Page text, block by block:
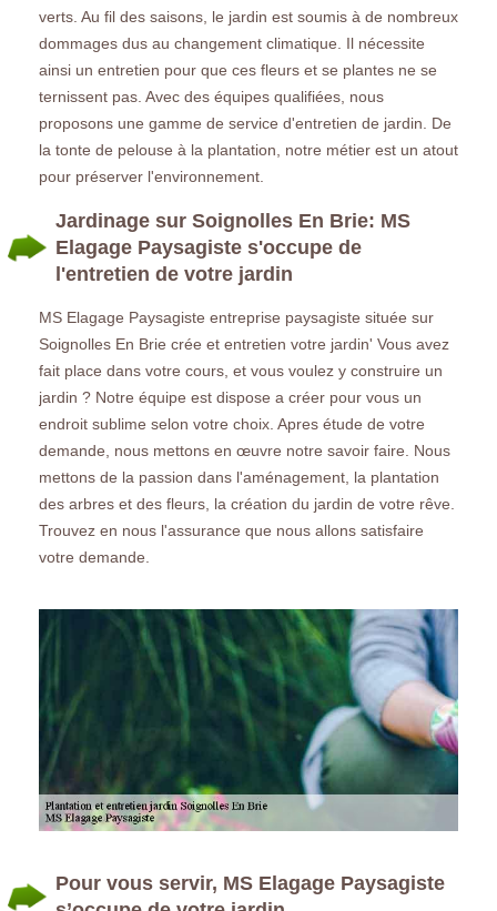
verts. Au fil des saisons, le jardin est soumis à de nombreux
dommages dus au changement climatique. Il nécessite
ainsi un entretien pour que ces fleurs et se plantes ne se
ternissent pas. Avec des équipes qualifiées, nous
proposons une gamme de service d'entretien de jardin. De
la tonte de pelouse à la plantation, notre métier est un atout
pour préserver l'environnement.
Jardinage sur Soignolles En Brie: MS
Elagage Paysagiste s'occupe de
l'entretien de votre jardin
MS Elagage Paysagiste entreprise paysagiste située sur
Soignolles En Brie crée et entretien votre jardin' Vous avez
fait place dans votre cours, et vous voulez y construire un
jardin ? Notre équipe est dispose a créer pour vous un
endroit sublime selon votre choix. Apres étude de votre
demande, nous mettons en œuvre notre savoir faire. Nous
mettons de la passion dans l'aménagement, la plantation
des arbres et des fleurs, la création du jardin de votre rêve.
Trouvez en nous l'assurance que nous allons satisfaire
votre demande.
Pour vous servir, MS Elagage Paysagiste